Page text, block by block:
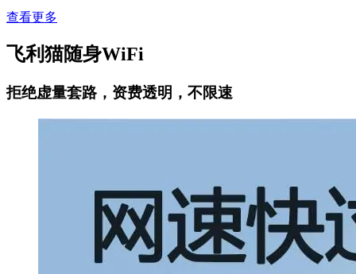
查看更多
飞利猫随身WiFi
拒绝虚量套路，资费透明，不限速